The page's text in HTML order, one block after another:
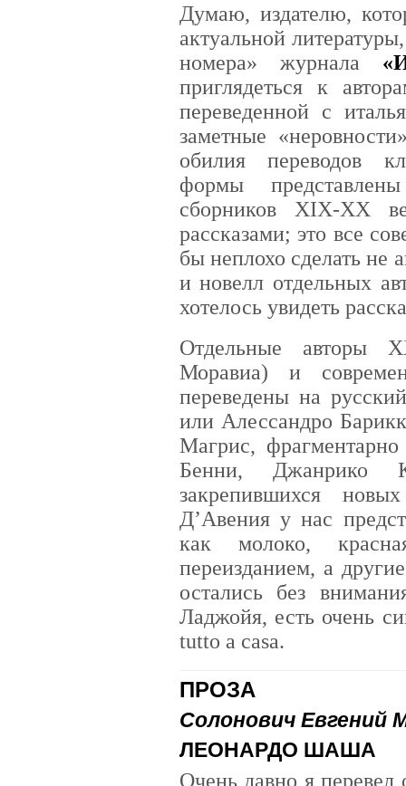
Думаю, издателю,
актуальной
номера» журнала
приглядеться к
переведенной с
заметные
обилия переводов
формы
сборников XIX-XX
рассказами; это все
бы неплохо сделать не
и новелл отдельных
хотелось увидеть
Отдельные авторы
Моравиа) и
переведены на
или Алессандро
Магрис,
Бенни, Джанрико
закрепившихся
Д’Авения у нас
как молоко,
переизданием, а
остались без
Ладжойя, есть очень
tutto a casa.
ПРОЗА
Солонович Евгений
ЛЕОНАРДО ШАША
Очень давно я